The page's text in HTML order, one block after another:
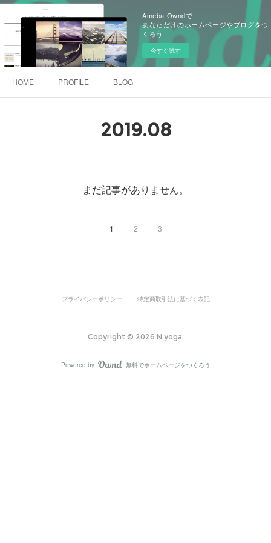
Ameba Owndで
あなただけのホームページやブログをつ
くろう
今すぐ試す
HOME PROFILE BLOG
2019.08
まだ記事がありません。
1 2 3
プライバシーポリシー 特定商取引法に基づく表記
Copyright © 2026 N.yoga.
Powered by AmebaOwnd
無料でホームページをつくろう